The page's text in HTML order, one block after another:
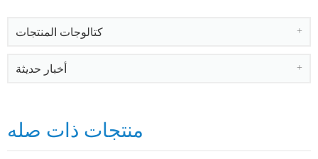
كتالوجات المنتجات
أخبار حديثة
منتجات ذات صله